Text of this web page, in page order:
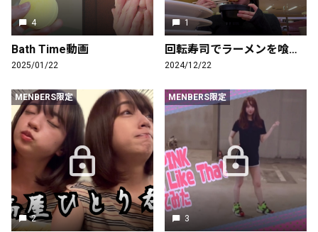
4
Bath Time動画
2025/01/22
1
回転寿司でラーメンを喰らう
2024/12/22
MENBERS限定
2
MENBERS限定
3